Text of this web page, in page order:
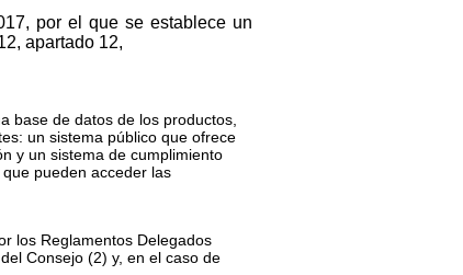
por el que se establece un
apartado 12,
base de datos de los productos,
un sistema público que ofrece
y un sistema de cumplimiento
pueden acceder las
los Reglamentos Delegados
del Consejo(2) y, en el caso de